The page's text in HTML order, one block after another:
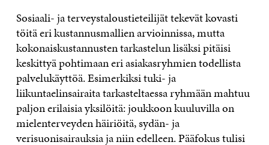
Sosiaali- ja terveystaloustieteilijät tekevät kovasti
töitä eri kustannusmallien arvioinnissa, mutta
kokonaiskustannusten tarkastelun lisäksi pitäisi
keskittyä pohtimaan eri asiakasryhmien todellista
palvelukäyttöä. Esimerkiksi tuki- ja
liikuntaelinsairaita tarkasteltaessa ryhmään mahtuu
paljon erilaisia yksilöitä: joukkoon kuuluvilla on
mielenterveyden häiriöitä, sydän- ja
verisuonisairauksia ja niin edelleen. Pääfokus tulisi